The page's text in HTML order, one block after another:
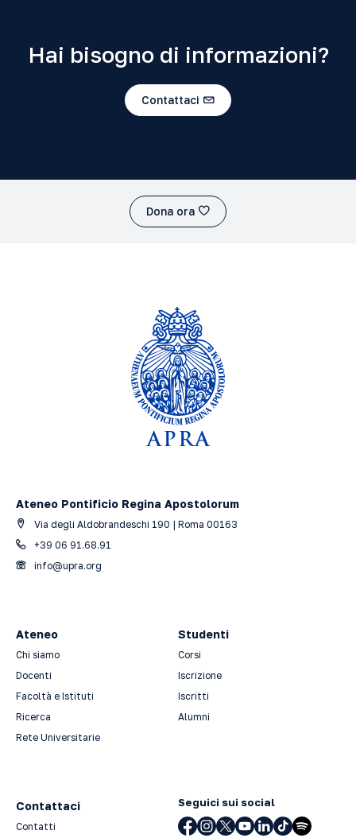
Hai bisogno di informazioni?
Contattaci
Dona ora
Ateneo Pontificio Regina Apostolorum
Via degli Aldobrandeschi 190 | Roma 00163
+39 06 91.68.91
info@upra.org
Ateneo
Chi siamo
Docenti
Facoltà e Istituti
Ricerca
Rete Universitarie
Studenti
Corsi
Iscrizione
Iscritti
Alumni
Contattaci
Contatti
Seguici sui social